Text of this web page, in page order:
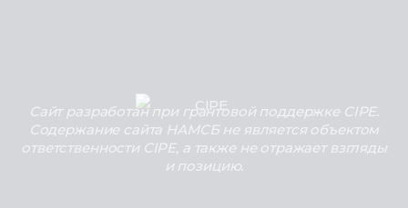
Сайт разработан при грантовой поддержке CIPE.
Содержание сайта НАМСБ не является объектом
ответственности CIPE, а также не отражает взгляды
и позицию.